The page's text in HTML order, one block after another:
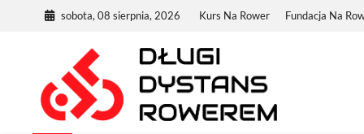
sobota, 08 sierpnia, 2026 Kurs Na Rower Fundacja Na